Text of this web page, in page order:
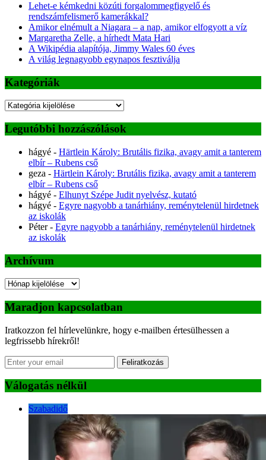
Lehet-e kémkedni közúti forgalommegfigyelő és
rendszámfelismerő kamerákkal?
Amikor elnémult a Niagara – a nap, amikor elfogyott a víz
Margaretha Zelle, a hírhedt Mata Hari
A Wikipédia alapítója, Jimmy Wales 60 éves
A világ legnagyobb egynapos fesztiválja
Kategóriák
Kategóriák
Legutóbbi hozzászólások
hágyé - Härtlein Károly: Brutális fizika, avagy amit a tanterem
elbír – Rubens cső
geza - Härtlein Károly: Brutális fizika, avagy amit a tanterem
elbír – Rubens cső
hágyé - Elhunyt Szépe Judit nyelvész, kutató
hágyé - Egyre nagyobb a tanárhiány, reménytelenül hirdetnek
az iskolák
Péter- Egyre nagyobb a tanárhiány, reménytelenül hirdetnek
az iskolák
Archívum
Archívum
Maradjon kapcsolatban
Iratkozzon fel hírlevelünkre, hogy e-mailben értesülhessen a
legfrissebb hírekről!
Feliratkozás
Válogatás nélkül
Szabadidő